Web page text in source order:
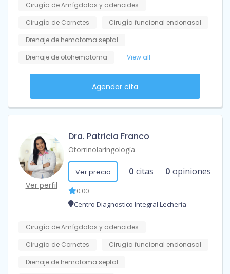
Cirugía de Amígdalas y adenoides
Cirugía de Cornetes
Cirugía funcional endonasal
Drenaje de hematoma septal
Drenaje de otohematoma
View all
Agendar cita
Ver perfil
Dra. Patricia Franco
Otorrinolaringología
Ver precio 0 citas 0 opiniones
0.00
Centro Diagnostico Integral Lecheria
Cirugía de Amígdalas y adenoides
Cirugía de Cornetes
Cirugía funcional endonasal
Drenaje de hematoma septal